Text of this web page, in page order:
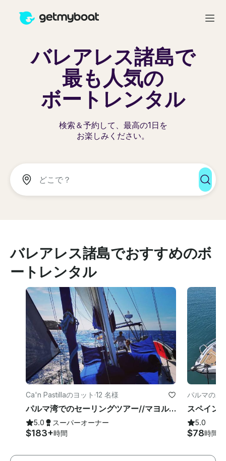
バレアレス諸島で
最も人気の
ボートレンタル
検索＆予約して、最高の1日を
お楽しみください。
バレアレス諸島でおすすめのボ
ートレンタル
Ca'n Pastillaのヨット ·12 名様
パルマ湾でのセーリングツアー//マヨルカデイチャーター
5.0 スーパーオーナー
$183+時間
パルマのパ
5.0
$78時間